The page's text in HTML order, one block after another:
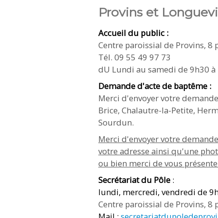
Provins et
Accueil du public :
Centre paroissial de Provins,
Tél. 09 55 49 97 73
dU Lundi au samedi de 9h30 à
Demande d'acte de baptême :
Merci d'envoyer votre
Brice, Chalautre-la-Petite,
Sourdun.
Merci d'envoyer votre
votre adresse ainsi qu'une
ou bien merci de vous
Secrétariat du Pôle :
lundi, mercredi, vendredi de
Centre paroissial de Provins,